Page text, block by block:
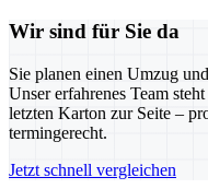
Wir sind für Sie da
Sie planen einen Umzug
Unser erfahrenes Team
letzten Karton zur Seite –
termingerecht.
Jetzt schnell vergleichen